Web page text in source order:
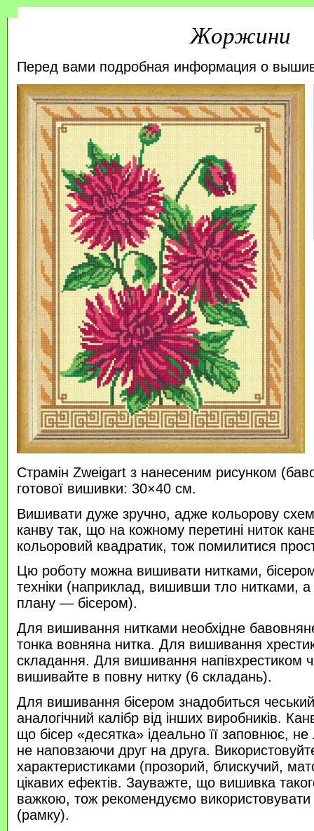
Жоржини
Перед вами подробная информация о
Страмін Zweigart з нанесеним рисунком
готової вишивки: 30×40 см.
Вишивати дуже зручно, адже кольорову
канву так, що на кожному перетині ниток
кольоровий квадратик, тож помилитися
Цю роботу можна вишивати нитками, бісером
техніки (наприклад, вишивши тло нитками, а
плану — бісером).
Для вишивання нитками необхідне
тонка вовняна нитка. Для вишивання
складання. Для вишивання напівхрестиком
вишивайте в повну нитку (6 складань).
Для вишивання бісером знадобиться
аналогічний калібр від інших виробників.
що бісер «десятка» ідеально її заповнює,
не наповзаючи друг на друга.
характеристиками (прозорий, блискучий,
цікавих ефектів. Зауважте, що вишивка
важкою, тож рекомендуємо
(рамку).